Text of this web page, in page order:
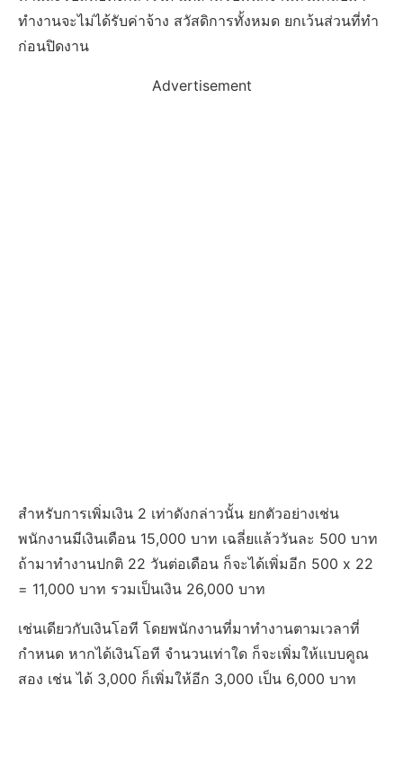
ทำงานจะไม่ได้รับค่าจ้าง สวัสดิการทั้งหมด ยกเว้นส่วนที่ทำ
ก่อนปิดงาน
Advertisement
สำหรับการเพิ่มเงิน 2 เท่าดังกล่าวนั้น ยกตัวอย่างเช่น
พนักงานมีเงินเดือน 15,000 บาท เฉลี่ยแล้ววันละ 500 บาท
ถ้ามาทำงานปกติ 22 วันต่อเดือน ก็จะได้เพิ่มอีก 500 x 22
= 11,000 บาท รวมเป็นเงิน 26,000 บาท
เช่นเดียวกับเงินโอที โดยพนักงานที่มาทำงานตามเวลาที่
กำหนด หากได้เงินโอที จำนวนเท่าใด ก็จะเพิ่มให้แบบคูณ
สอง เช่น ได้ 3,000 ก็เพิ่มให้อีก 3,000 เป็น 6,000 บาท